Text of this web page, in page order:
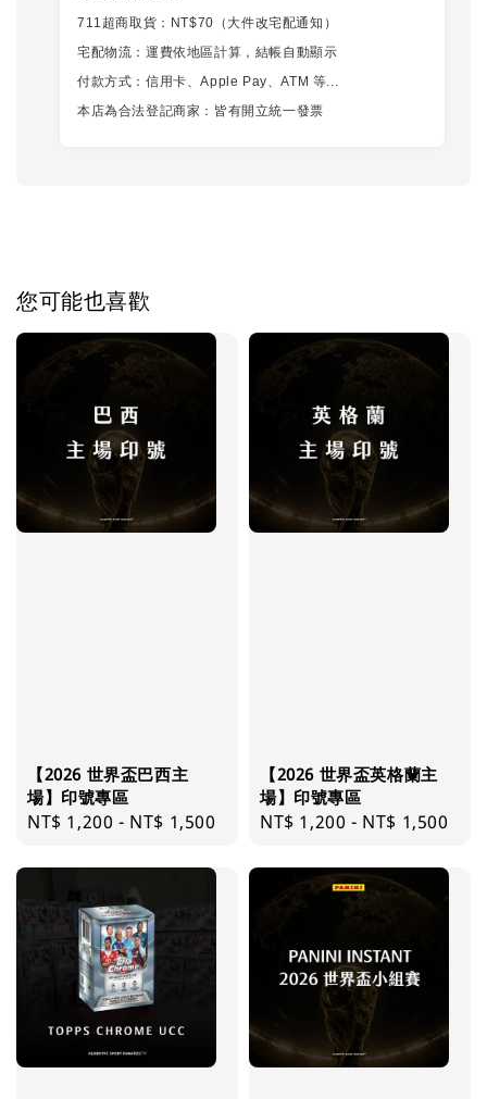
711超商取貨：NT$70（大件改宅配通知）
宅配物流：運費依地區計算，結帳自動顯示
付款方式：信用卡、Apple Pay、ATM 等...
本店為合法登記商家：皆有開立統一發票
您可能也喜歡
【2026 世界盃巴西主
場】印號專區
Regular
NT$ 1,200 - NT$ 1,500
【2026 世界盃英格蘭主
場】印號專區
Regular
NT$ 1,200 - NT$ 1,500